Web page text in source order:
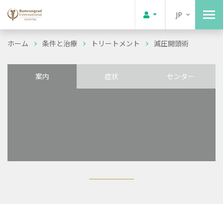
JP
ホーム 条件と治療 トリートメント 減圧開頭術
案内 症状 センター